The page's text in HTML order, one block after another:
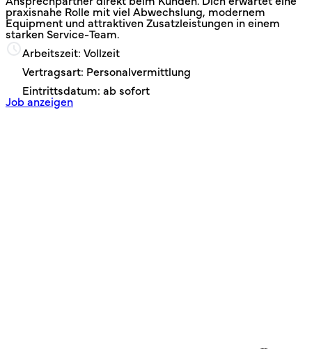
praxisnahe Rolle mit viel Abwechslung, modernem
Equipment und attraktiven Zusatzleistungen in einem
starken Service‑Team.
Arbeitszeit: Vollzeit
Vertragsart: Personalvermittlung
Eintrittsdatum: ab sofort
Job anzeigen